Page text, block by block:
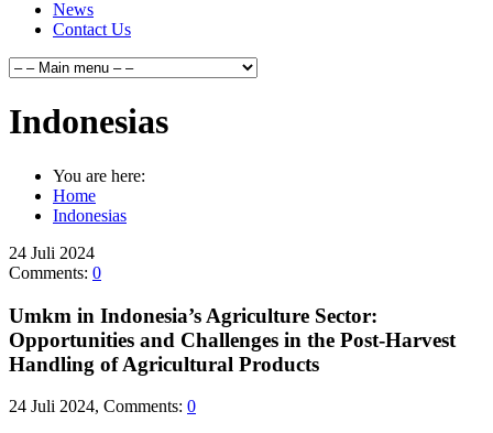
News
Contact Us
Indonesias
You are here:
Home
Indonesias
24 Juli 2024
Comments: 0
Umkm in Indonesia’s Agriculture Sector:
Opportunities and Challenges in the Post-Harvest
Handling of Agricultural Products
24 Juli 2024, Comments: 0